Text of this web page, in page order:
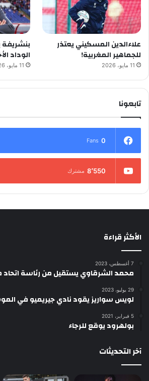
علاءالدين المسكيني يعتذر
للجماهير المغربية!
11 مايو، 2026
الوداد
11 مايو، 2026
تابعونا
0
Fans
8٬550 مشترك
الأكثر قراءة
7 أغسطس، 2023
محمد الشرقاوي يستقيل من رئاسة
29 يوليو، 2023
لويس سواريز يقود نادي جيريميو في
5 فبراير، 2021
بولهرود يوقع للرجاء
آخر التحديثات